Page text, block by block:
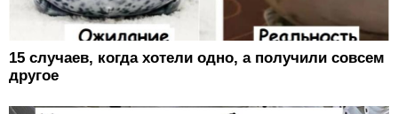
15 случаев, когда хотели одно, а получили совсем
другое